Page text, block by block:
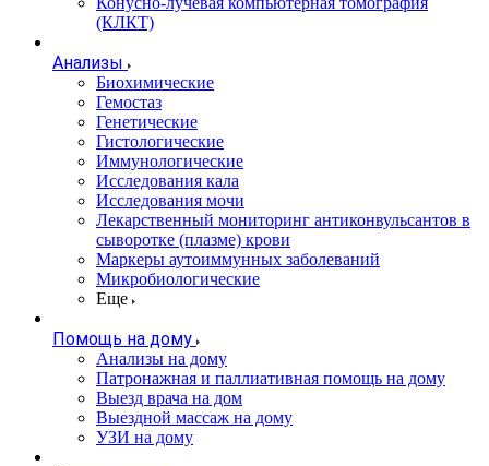
(КЛКТ)
Анализы
Биохимические
Гемостаз
Генетические
Гистологические
Иммунологические
Исследования кала
Исследования мочи
Лекарственный мониторинг антиконвульсантов в
сыворотке (плазме) крови
Маркеры аутоиммунных заболеваний
Микробиологические
Еще
Помощь на дому
Анализы на дому
Патронажная и паллиативная помощь на дому
Выезд врача на дом
Выездной массаж на дому
УЗИ на дому